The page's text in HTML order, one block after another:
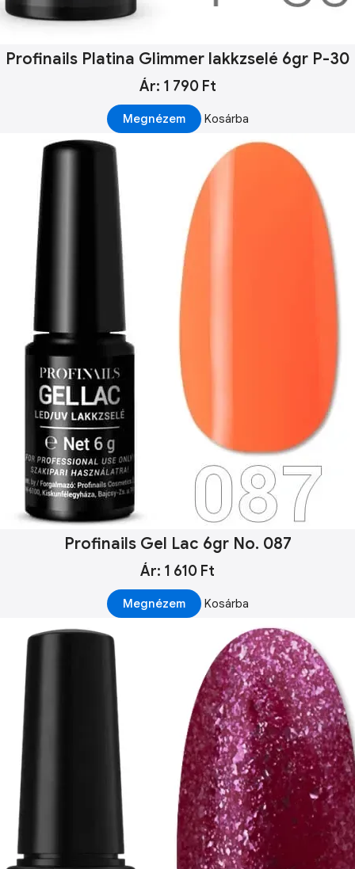
Profinails Platina Glimmer lakkzselé 6gr P-30
Ár: 1 790 Ft
Megnézem Kosárba
Profinails Gel Lac 6gr No. 087
Ár: 1 610 Ft
Megnézem Kosárba